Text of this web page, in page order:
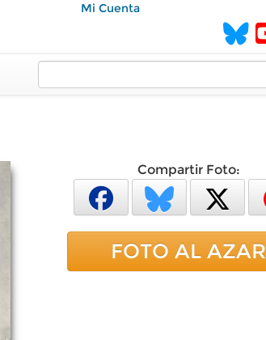
Mi Cuenta
Compartir Foto:
FOTO AL AZAR